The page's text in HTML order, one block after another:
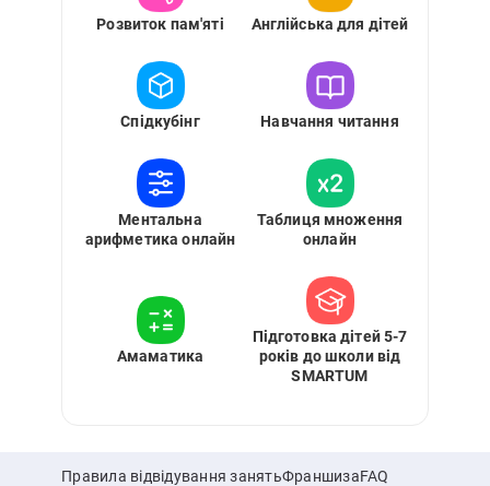
Розвиток пам'яті Англійська для дітей
Спідкубінг Навчання читання
Ментальна
арифметика онлайн
Таблиця множення
онлайн
Амаматика
Підготовка дітей 5-7
років до школи від
SMARTUM
Правила відвідування занятьФраншизаFAQ